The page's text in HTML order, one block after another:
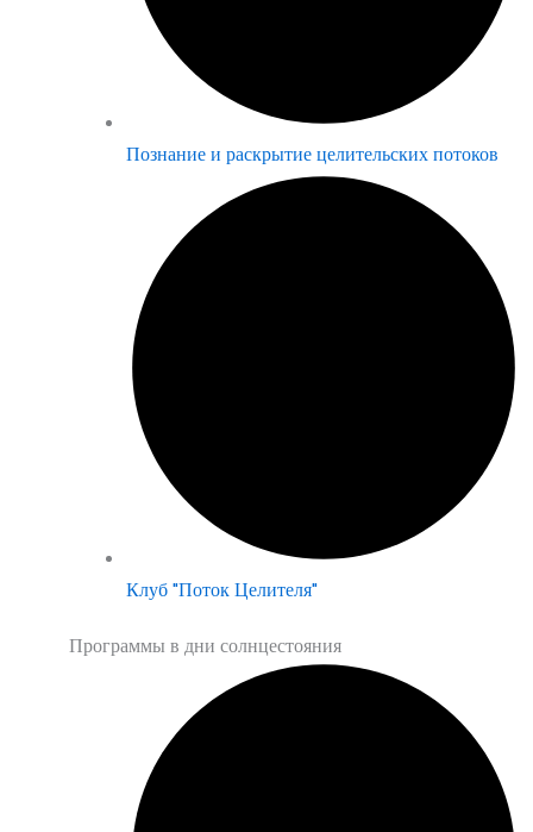
Познание и раскрытие целительских потоков
Клуб "Поток Целителя"
Программы в дни солнцестояния